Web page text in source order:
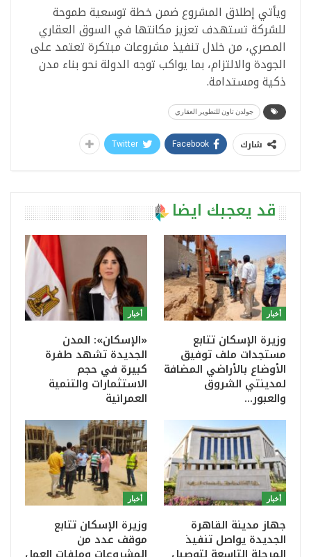
ويأتي إطلاق المشروع ضمن خطة توسعية طموحة
للشركة تستهدف تعزيز مكانتها في السوق العقاري
المصري، من خلال تنفيذ مشروعات مبتكرة تعتمد على
الجودة والالتزام، بما يواكب توجه الدولة نحو بناء مدن
ذكية ومستدامة.
جولدن تاون للتطوير العقاري
شارك Facebook
Twitter
قد يعجبك ايضا
أخبار
وزيرة الإسكان تتابع
مستجدات ملف توفيق
الأوضاع بالأراضي المضافة
لمدينتي الشروق
والعبور…
أخبار
«الإسكان»: المدن
الجديدة تشهد طفرة
كبيرة في حجم
الاستثمارات والتنمية
العمرانية
أخبار
جهاز مدينة القاهرة
الجديدة يواصل تنفيذ
أخبار
وزيرة الإسكان تتابع
موقف عدد من